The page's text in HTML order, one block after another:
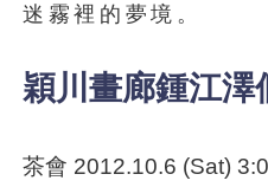
迷霧裡的夢境。
穎川畫廊鍾江
茶會 2012.10.6 (Sat)